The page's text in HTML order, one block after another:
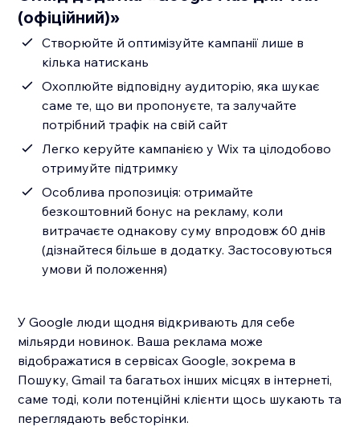
(офіційний)»
Створюйте й оптимізуйте кампанії лише в
кілька натискань
Охоплюйте відповідну аудиторію, яка шукає
саме те, що ви пропонуєте, та залучайте
потрібний трафік на свій сайт
Легко керуйте кампанією у Wix та цілодобово
отримуйте підтримку
Особлива пропозиція: отримайте
безкоштовний бонус на рекламу, коли
витрачаєте однакову суму впродовж 60 днів
(дізнайтеся більше в додатку. Застосовуються
умови й положення)
У Google люди щодня відкривають для себе
мільярди новинок. ​Ваша реклама може
відображатися в сервісах Google, зокрема в
Пошуку, Gmail та багатьох інших місцях в інтернеті,
саме тоді, коли потенційні клієнти щось шукають та
переглядають вебсторінки.